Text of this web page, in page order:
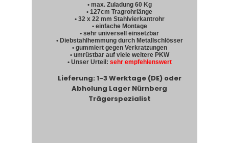
• max. Zuladung 60 Kg
• 127cm Tragrohrlänge
• 32 x 22 mm Stahlvierkantrohr
• einfache Montage
• sehr universell einsetzbar
• Diebstahlhemmung durch Metallschlösser
• gummiert gegen Verkratzungen
• umrüstbar auf viele weitere PKW
• Unser Urteil: sehr empfehlenswert
Lieferung: 1-3 Werktage (DE) oder
Abholung Lager Nürnberg
Trägerspezialist